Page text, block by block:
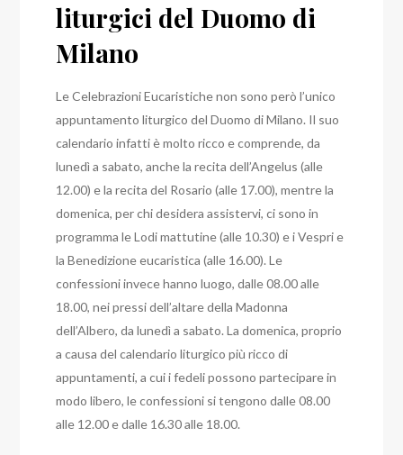
liturgici del Duomo di
Milano
Le Celebrazioni Eucaristiche non sono però l’unico
appuntamento liturgico del Duomo di Milano. Il suo
calendario infatti è molto ricco e comprende, da
lunedì a sabato, anche la recita dell’Angelus (alle
12.00) e la recita del Rosario (alle 17.00), mentre la
domenica, per chi desidera assistervi, ci sono in
programma le Lodi mattutine (alle 10.30) e i Vespri e
la Benedizione eucaristica (alle 16.00).Le
confessioni invece hanno luogo, dalle 08.00 alle
18.00, nei pressi dell’altare della Madonna
dell’Albero, da lunedì a sabato.La domenica, proprio
a causa del calendario liturgico più ricco di
appuntamenti, a cui i fedeli possono partecipare in
modo libero, le confessioni si tengono dalle 08.00
alle 12.00 e dalle 16.30 alle 18.00.